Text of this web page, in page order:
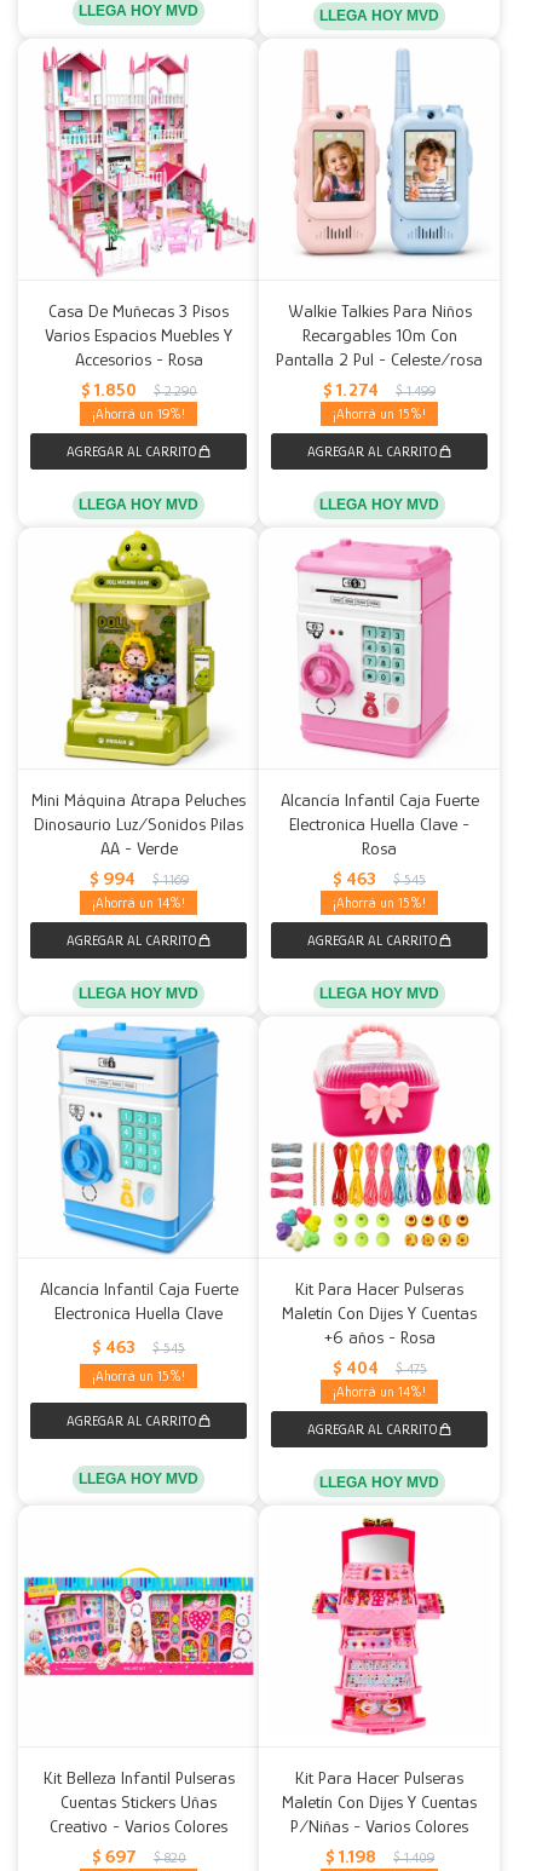
LLEGA HOY MVD LLEGA HOY MVD
Casa De Muñecas 3 Pisos
Varios Espacios Muebles Y
Accesorios - Rosa
$ 1.850 $ 2.290
19
LLEGA HOY MVD
Walkie Talkies Para Niños
Recargables 10m Con
Pantalla 2 Pul - Celeste/rosa
$ 1.274 $ 1.499
15
LLEGA HOY MVD
Mini Máquina Atrapa Peluches
Dinosaurio Luz/Sonidos Pilas
AA - Verde
$ 994 $ 1.169
14
LLEGA HOY MVD
Alcancía Infantil Caja Fuerte
Electronica Huella Clave -
Rosa
$ 463 $ 545
15
LLEGA HOY MVD
Alcancía Infantil Caja Fuerte
Electronica Huella Clave
$ 463 $ 545
15
LLEGA HOY MVD
Kit Para Hacer Pulseras
Maletín Con Dijes Y Cuentas
+6 años - Rosa
$ 404 $ 475
14
LLEGA HOY MVD
Kit Belleza Infantil Pulseras
Cuentas Stickers Uñas
Creativo - Varios Colores
$ 697 $ 820
Kit Para Hacer Pulseras
Maletín Con Dijes Y Cuentas
P/Niñas - Varios Colores
$ 1.198 $ 1.409